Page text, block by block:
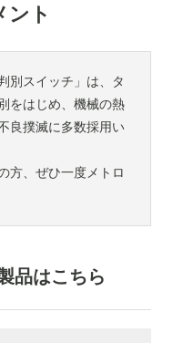
ント
別スイッチ」は、タ
をはじめ、機械の熱
良撲滅に多数採用い
方、ぜひ一度メトロ
品はこちら